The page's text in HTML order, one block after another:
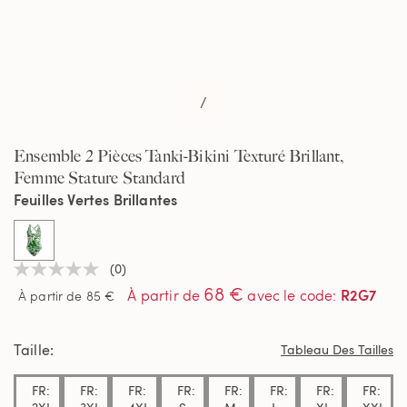
/
Ensemble 2 Pièces Tanki-Bikini Texturé Brillant,
Femme Stature Standard
Aucune
valeur
de
sur
même
page.
(0)
À partir de 85 €
À partir de 68 € avec le code: R2G7
Feuilles Vertes Brillantes
selected
Taille Tableau Des Tailles
FR:
FR:
FR:
FR:
FR:
FR:
FR:
FR: